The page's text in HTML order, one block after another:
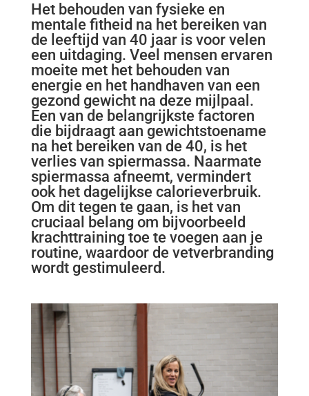
Het behouden van fysieke en
mentale fitheid na het bereiken van
de leeftijd van 40 jaar is voor velen
een uitdaging. Veel mensen ervaren
moeite met het behouden van
energie en het handhaven van een
gezond gewicht na deze mijlpaal.
Een van de belangrijkste factoren
die bijdraagt aan gewichtstoename
na het bereiken van de 40, is het
verlies van spiermassa. Naarmate
spiermassa afneemt, vermindert
ook het dagelijkse calorieverbruik.
Om dit tegen te gaan, is het van
cruciaal belang om bijvoorbeeld
krachttraining toe te voegen aan je
routine, waardoor de vetverbranding
wordt gestimuleerd.